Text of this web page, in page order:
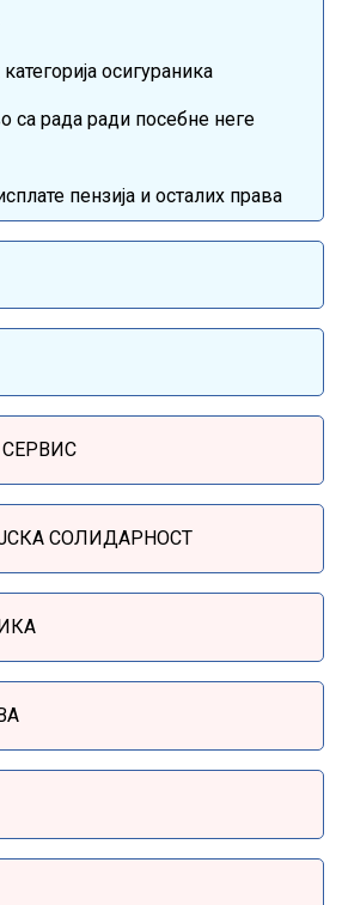
осигураника
са рада ради посебне неге
пензија и осталих права
СОЛИДАРНОСТ